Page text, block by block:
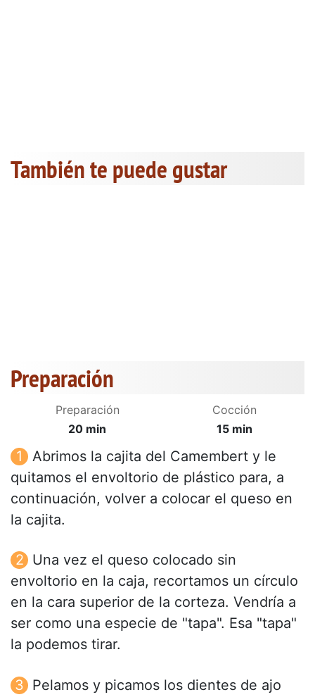
También te puede gustar
Preparación
Preparación
20 min
Cocción
15 min
Abrimos la cajita del Camembert y le
quitamos el envoltorio de plástico para, a
continuación, volver a colocar el queso en
la cajita.
Una vez el queso colocado sin
envoltorio en la caja, recortamos un círculo
en la cara superior de la corteza. Vendría a
ser como una especie de "tapa". Esa "tapa"
la podemos tirar.
Pelamos y picamos los dientes de ajo